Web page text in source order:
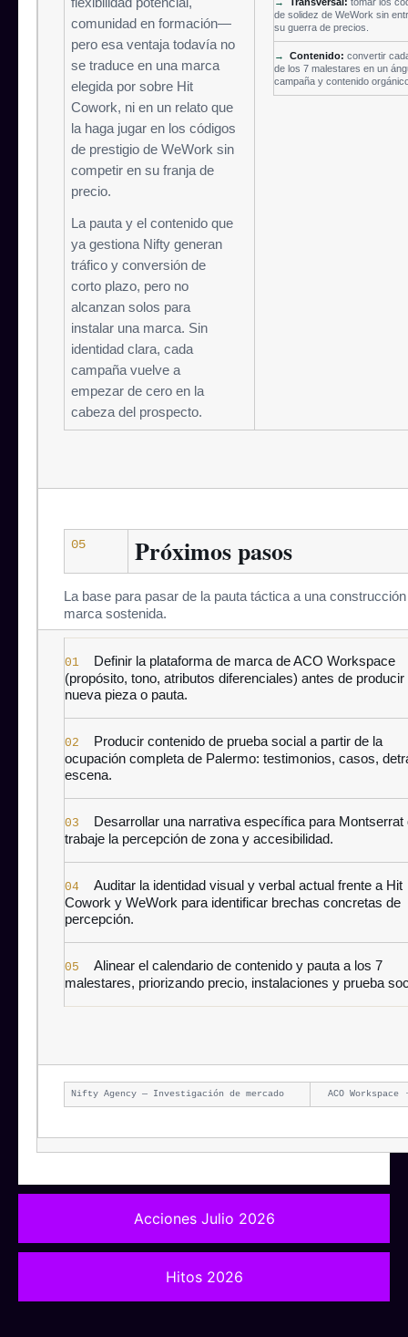
Acciones Julio 2026
Hitos 2026
comunidad en formación—
pero esa ventaja todavía no
se traduce en una marca
elegida por sobre Hit
Cowork, ni en un relato que
la haga jugar en los códigos
de prestigio de WeWork sin
competir en su franja de
precio.
La pauta y el contenido que
ya gestiona Nifty generan
tráfico y conversión de
corto plazo, pero no
alcanzan solos para
instalar una marca. Sin
identidad clara, cada
campaña vuelve a
empezar de cero en la
cabeza del prospecto.
de solidez de WeWork sin
su guerra de precios.
→ Contenido: convertir
de los 7 malestares en un
campaña y contenido
05 Próximos pasos
La base para pasar de la pauta táctica a una
marca sostenida.
01
Definir la plataforma de marca de ACO Workspace
(propósito, tono, atributos diferenciales) antes de producir
nueva pieza o pauta.
02
Producir contenido de prueba social a partir de la
ocupación completa de Palermo: testimonios, casos,
escena.
03
Desarrollar una narrativa específica para Montserrat
trabaje la percepción de zona y accesibilidad.
04 Auditar la identidad visual y verbal actual frente a Hit
Cowork y WeWork para identificar brechas concretas de
percepción.
05 Alinear el calendario de contenido y pauta a los 7
malestares, priorizando precio, instalaciones y prueba
Nifty Agency — Investigación de mercado ACO Workspace